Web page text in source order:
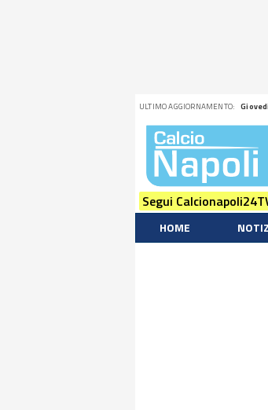
ULTIMO AGGIORNAMENTO:
Segui
HOME